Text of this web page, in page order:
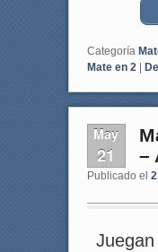
Categoría
Mate en 2
May
21
–
Publicado el